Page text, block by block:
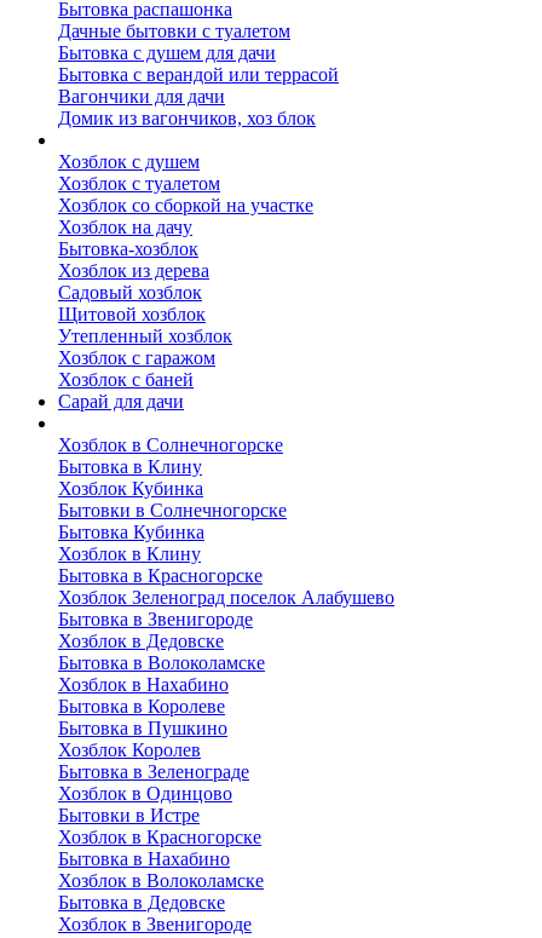
Бытовка распашонка
Дачные бытовки с туалетом
Бытовка с душем для дачи
Бытовка с верандой или террасой
Вагончики для дачи
Домик из вагончиков, хоз блок
Хозблок с душем
Хозблок с туалетом
Хозблок со сборкой на участке
Хозблок на дачу
Бытовка-хозблок
Хозблок из дерева
Садовый хозблок
Щитовой хозблок
Утепленный хозблок
Хозблок с гаражом
Хозблок с баней
Сарай для дачи
Хозблок в Солнечногорске
Бытовка в Клину
Хозблок Кубинка
Бытовки в Солнечногорске
Бытовка Кубинка
Хозблок в Клину
Бытовка в Красногорске
Хозблок Зеленоград поселок Алабушево
Бытовка в Звенигороде
Хозблок в Дедовске
Бытовка в Волоколамске
Хозблок в Нахабино
Бытовка в Королеве
Бытовкa в Пушкино
Хозблок Королев
Бытовка в Зеленограде
Хозблок в Одинцово
Бытовки в Истре
Хозблок в Красногорске
Бытовка в Нахабино
Хозблок в Волоколамске
Бытовкa в Дедовске
Хозблок в Звенигороде